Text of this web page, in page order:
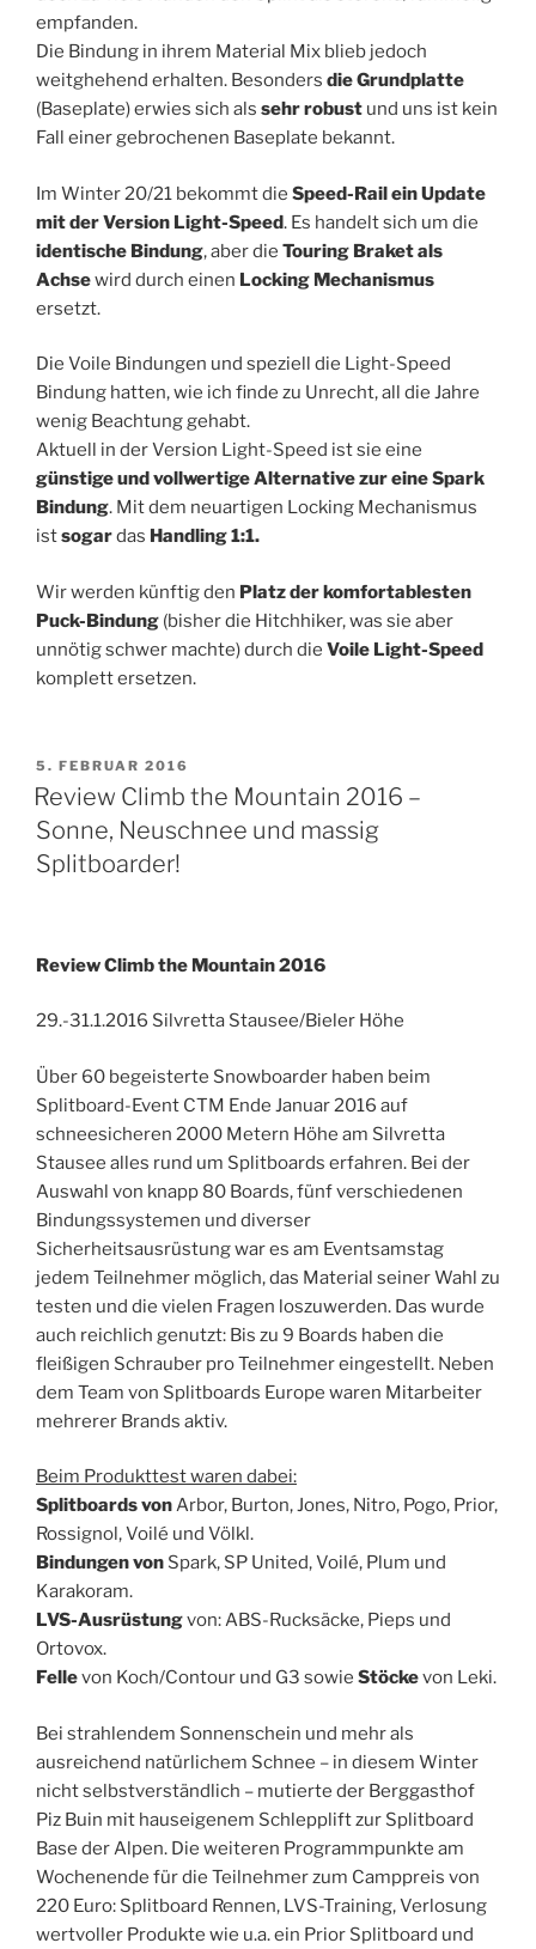
empfanden.
Die Bindung in ihrem Material Mix blieb jedoch
weitghehend erhalten. Besonders die Grundplatte
(Baseplate) erwies sich als sehr robust und uns ist kein
Fall einer gebrochenen Baseplate bekannt.
Im Winter 20/21 bekommt die Speed-Rail ein Update
mit der Version Light-Speed. Es handelt sich um die
identische Bindung, aber die Touring Braket als
Achsewird durch einen Locking Mechanismus
ersetzt.
Die Voile Bindungen und speziell die Light-Speed
Bindung hatten, wie ich finde zu Unrecht, all die Jahre
wenig Beachtung gehabt.
Aktuell in der Version Light-Speed ist sie eine
günstige und vollwertigeAlternative zur eine Spark
Bindung. Mit dem neuartigen Locking Mechanismus
istsogardas Handling 1:1.
Wir werden künftig den Platz der komfortablesten
Puck-Bindung (bisher die Hitchhiker, was sie aber
unnötig schwer machte) durch die Voile Light-Speed
komplett ersetzen.
VERÖFFENTLICHT
AM
5. FEBRUAR 2016
Review Climb the Mountain 2016 –
Sonne, Neuschnee und massig
Splitboarder!
Review Climb the Mountain 2016
29.-31.1.2016 Silvretta Stausee/Bieler Höhe
Über 60 begeisterte Snowboarder haben beim
Splitboard-Event CTM Ende Januar 2016 auf
schneesicheren 2000 Metern Höhe am Silvretta
Stausee alles rund um Splitboards erfahren. Bei der
Auswahl von knapp 80 Boards, fünf verschiedenen
Bindungssystemen und diverser
Sicherheitsausrüstung war es am Eventsamstag
jedem Teilnehmer möglich, das Material seiner Wahl zu
testen und die vielen Fragen loszuwerden. Das wurde
auch reichlich genutzt: Bis zu 9 Boards haben die
fleißigen Schrauber pro Teilnehmer eingestellt. Neben
dem Team von Splitboards Europe waren Mitarbeiter
mehrerer Brands aktiv.
Beim Produkttest waren dabei:
Splitboards vonArbor, Burton, Jones, Nitro, Pogo, Prior,
Rossignol, Voilé und Völkl.
Bindungen von Spark, SP United, Voilé, Plum und
Karakoram.
LVS-Ausrüstungvon: ABS-Rucksäcke, Pieps und
Ortovox.
Fellevon Koch/Contour und G3 sowie Stöckevon Leki.
Bei strahlendem Sonnenschein und mehr als
ausreichend natürlichem Schnee – in diesem Winter
nicht selbstverständlich – mutierte der Berggasthof
Piz Buin mit hauseigenem Schlepplift zur Splitboard
Base der Alpen. Die weiteren Programmpunkte am
Wochenende für die Teilnehmer zum Camppreis von
220 Euro: Splitboard Rennen, LVS-Training, Verlosung
wertvoller Produkte wie u.a. ein Prior Splitboard und